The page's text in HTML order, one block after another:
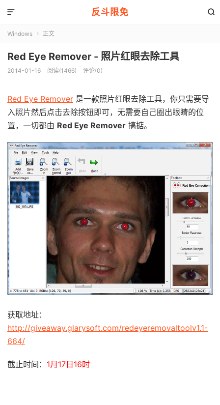
反斗限免 

Windows  正文
Red Eye Remover - 照片红眼去除工具
2014-01-16 阅读(1466) 评论(0)
Red Eye Remover 是一款照片红眼去除工具，你只需要导
入照片然后点击去除按钮即可，无需要自己圈出眼睛的位
置，一切都由 Red Eye Remover 搞掂。
获取地址：
http://giveaway.glarysoft.com/redeyeremovaltoolv1.1-
664/
截止时间： 1月17日16时